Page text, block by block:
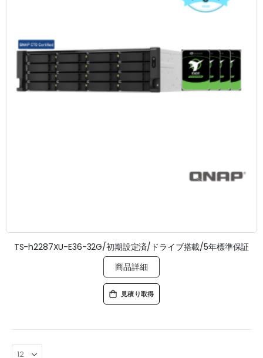
TS-h2287XU-E36-32G/初期設定済/ドライブ搭載/5年標準保証
商品詳細
見積り取得